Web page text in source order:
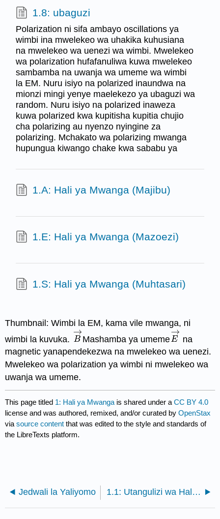
1.8: ubaguzi
Polarization ni sifa ambayo oscillations ya
wimbi ina mwelekeo wa uhakika kuhusiana
na mwelekeo wa uenezi wa wimbi. Mwelekeo
wa polarization hufafanuliwa kuwa mwelekeo
sambamba na uwanja wa umeme wa wimbi
la EM. Nuru isiyo na polarized inaundwa na
mionzi mingi yenye maelekezo ya ubaguzi wa
random. Nuru isiyo na polarized inaweza
kuwa polarized kwa kupitisha kupitia chujio
cha polarizing au nyenzo nyingine za
polarizing. Mchakato wa polarizing mwanga
hupungua kiwango chake kwa sababu ya
1.A: Hali ya Mwanga (Majibu)
1.E: Hali ya Mwanga (Mazoezi)
1.S: Hali ya Mwanga (Muhtasari)
Thumbnail: Wimbi la EM, kama vile mwanga, ni
wimbi la kuvuka. B
→
B→Mashamba ya umemeE
→
E→na
magnetic yanapendekezwa na mwelekeo wa uenezi.
Mwelekeo wa polarization ya wimbi ni mwelekeo wa
uwanja wa umeme.
This page titled 1: Hali ya Mwanga is shared under aCC BY 4.0
license and was authored, remixed, and/or curated byOpenStax
viasource content that was edited to the style and standards of
the LibreTexts platform.
Jedwali la Yaliyomo 1.1: Utangulizi wa Hali ya Mwanga